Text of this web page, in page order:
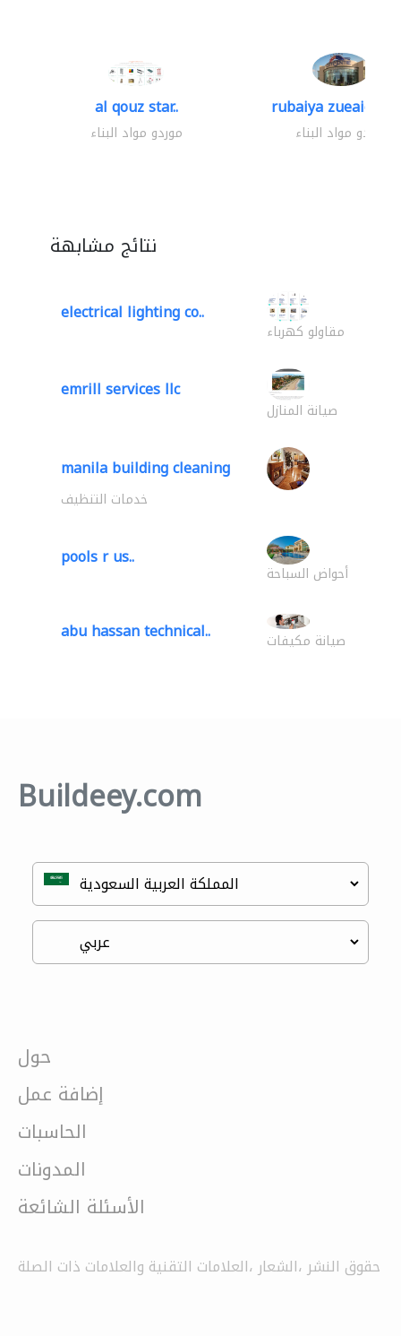
al qouz star..
موردو مواد البناء
rubaiya zueaid
موردو مواد البناء
نتائج مشابهة
electrical lighting co..
مقاولو كهرباء
emrill services llc
صيانة المنازل
manila building cleaning
خدمات التنظيف
pools r us..
أحواض السباحة
abu hassan technical.. صيانة مكيفات
Buildeey.com
حول
إضافة عمل
الحاسبات
المدونات
الأسئلة الشائعة
حقوق النشر ،الشعار ،العلامات التقنية والعلامات ذات الصلة